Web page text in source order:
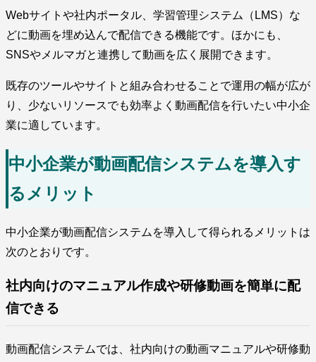
Webサイトや社内ポータル、学習管理システム（LMS）な
どに動画を埋め込んで配信できる機能です。ほかにも、
SNSやメルマガと連携して動画を広く展開できます。
既存のツールやサイトと組み合わせることで運用の幅が広が
り、少ないリソースでも効率よく動画配信を行いたい中小企
業に適しています。
中小企業が動画配信システムを導入す
るメリット
中小企業が動画配信システムを導入して得られるメリットは
次のとおりです。
社内向けのマニュアル作成や研修動画を簡単に配
信できる
動画配信システムでは、社内向けの動画マニュアルや研修動